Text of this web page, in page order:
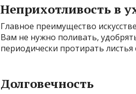
Неприхотливость в
Главное преимущество
Вам не нужно поливать,
периодически протирать листья
Долговечность